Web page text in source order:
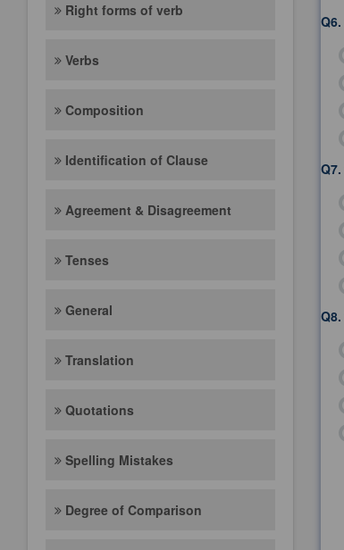
Right forms of verb
Verbs
Composition
Identification of Clause
Agreement & Disagreement
Tenses
General
Translation
Quotations
Spelling Mistakes
Degree of Comparison
Q6.
Q7.
Q8.